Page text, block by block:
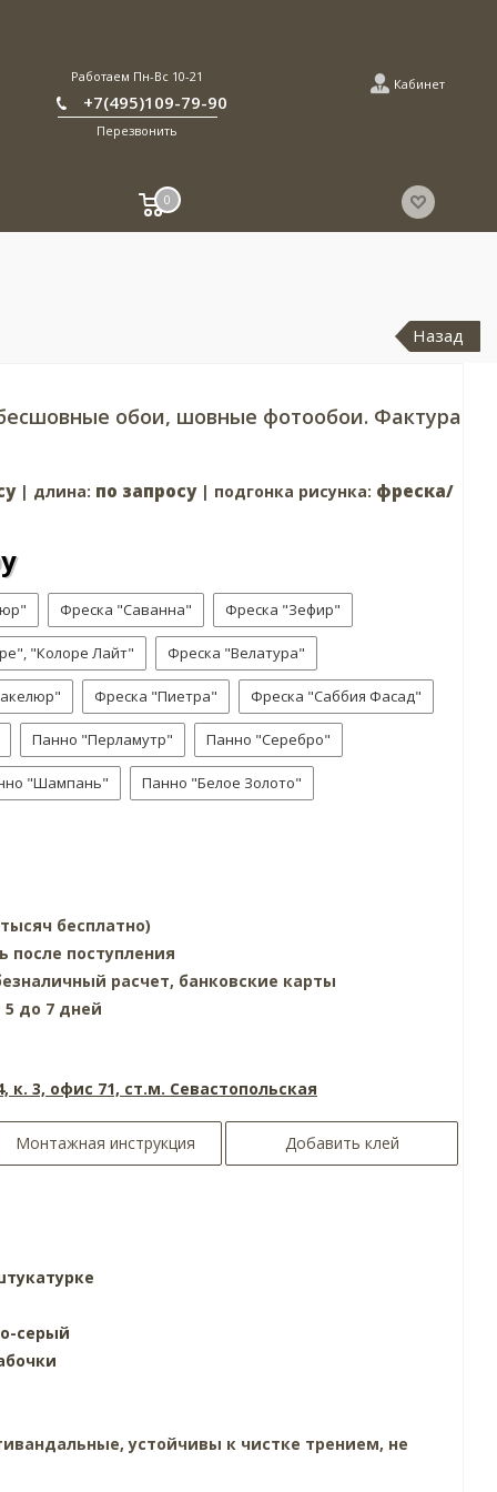
Работаем Пн-Вс 10-21
+7(495)109-79-90
Перезвонить
Кабинет
0
Назад
обои, шовные фотообои. Фактура
| длина: по запросу| подгонка рисунка: фреска/
Фреска "Саванна" Фреска "Зефир"
"Колоре Лайт" Фреска "Велатура"
Фреска "Пиетра" Фреска "Саббия Фасад"
Панно "Перламутр" Панно "Серебро"
"Шампань" Панно "Белое Золото"
бесплатно)
после поступления
расчет, банковские карты
5 до 7 дней
к. 3, офис 71, ст.м. Севастопольская
Монтажная инструкция Добавить клей
серый
устойчивы к чистке трением, не